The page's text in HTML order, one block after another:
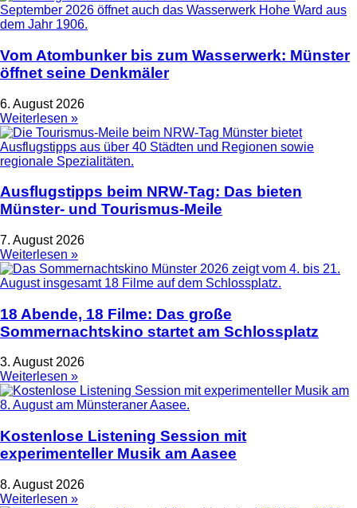
Vom Atombunker bis zum Wasserwerk: Münster
öffnet seine Denkmäler
6. August 2026
Weiterlesen »
Ausflugstipps beim NRW-Tag: Das bieten
Münster- und Tourismus-Meile
7. August 2026
Weiterlesen »
18 Abende, 18 Filme: Das große
Sommernachtskino startet am Schlossplatz
3. August 2026
Weiterlesen »
Kostenlose Listening Session mit
experimenteller Musik am Aasee
8. August 2026
Weiterlesen »